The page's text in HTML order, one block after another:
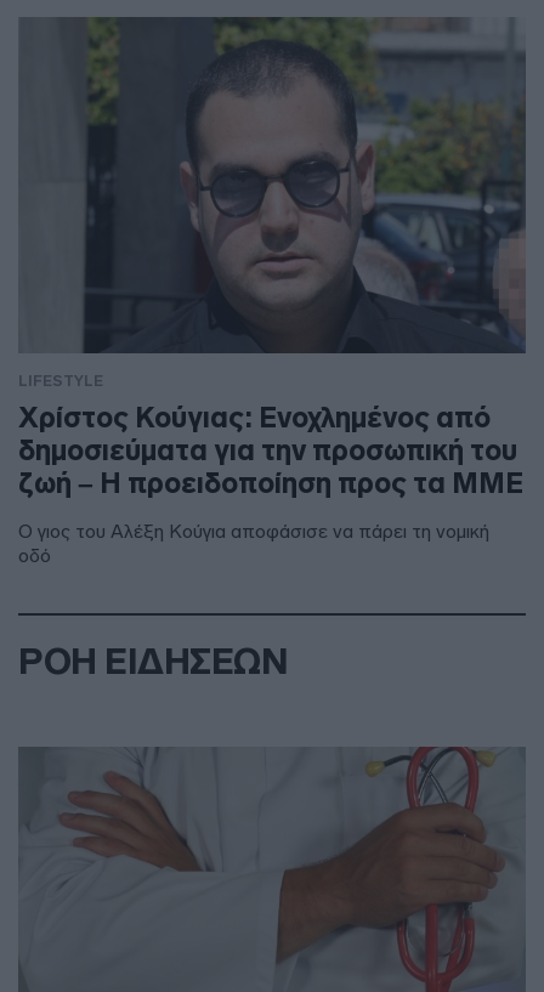
LIFESTYLE
Χρίστος Κούγιας: Ενοχλημένος από
δημοσιεύματα για την προσωπική του
ζωή – Η προειδοποίηση προς τα ΜΜΕ
Ο γιος του Αλέξη Κούγια αποφάσισε να πάρει τη νομική
οδό
ΡΟΗ ΕΙΔΗΣΕΩΝ